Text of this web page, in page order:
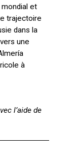
et
trajectoire
dans la
une
à
l’aide de